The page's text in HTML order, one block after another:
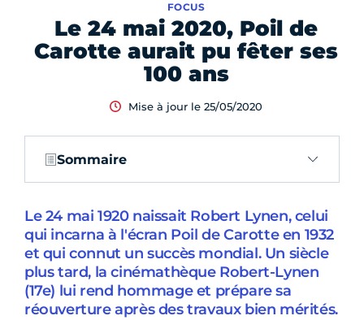
Le 24 mai 2020, Poil de
Carotte aurait pu fêter ses
100 ans
FOCUS
Mise à jour le 25/05/2020
Sommaire
Le 24 mai 1920 naissait Robert Lynen, celui
qui incarna à l'écran Poil de Carotte en 1932
et qui connut un succès mondial. Un siècle
plus tard, la cinémathèque Robert-Lynen
(17e) lui rend hommage et prépare sa
réouverture après des travaux bien mérités.